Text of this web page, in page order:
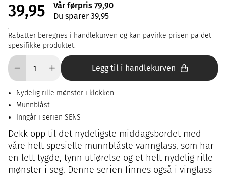
39,95
Vår førpris 79,90
Du sparer 39,95
Rabatter beregnes i handlekurven og kan påvirke prisen på det
spesifikke produktet.
Legg til i handlekurven
Nydelig rille mønster i klokken
Munnblåst
Inngår i serien SENS
Dekk opp til det nydeligste middagsbordet med
våre helt spesielle munnblåste vannglass, som har
en lett tygde, tynn utførelse og et helt nydelig rille
mønster i seg. Denne serien finnes også i vinglass